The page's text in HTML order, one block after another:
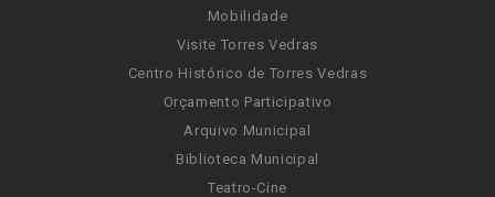
Mobilidade
Visite Torres Vedras
Centro Histórico de Torres Vedras
Orçamento Participativo
Arquivo Municipal
Biblioteca Municipal
Teatro-Cine